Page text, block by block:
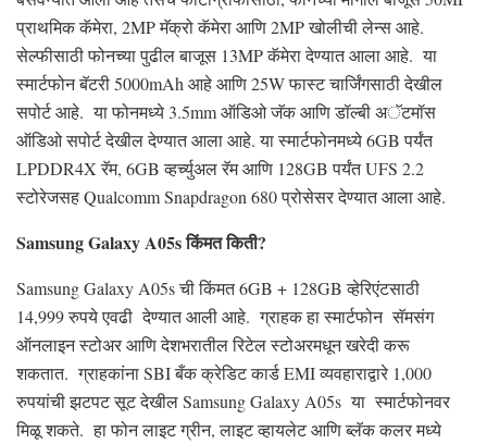
प्राथमिक कॅमेरा, 2MP मॅक्रो कॅमेरा आणि 2MP खोलीची लेन्स आहे.
सेल्फीसाठी फोनच्या पुढील बाजूस 13MP कॅमेरा देण्यात आला आहे. या
स्मार्टफोन बॅटरी 5000mAh आहे आणि 25W फास्ट चार्जिंगसाठी देखील
सपोर्ट आहे. या फोनमध्ये 3.5mm ऑडिओ जॅक आणि डॉल्बी अॅटमॉस
ऑडिओ सपोर्ट देखील देण्यात आला आहे. या स्मार्टफोनमध्ये 6GB पर्यंत
LPDDR4X रॅम, 6GB व्हर्च्युअल रॅम आणि 128GB पर्यंत UFS 2.2
स्टोरेजसह Qualcomm Snapdragon 680 प्रोसेसर देण्यात आला आहे.
Samsung Galaxy A05s किंमत किती?
Samsung Galaxy A05s ची किंमत 6GB + 128GB व्हेरिएंटसाठी
14,999 रुपये एवढी देण्यात आली आहे. ग्राहक हा स्मार्टफोन सॅमसंग
ऑनलाइन स्टोअर आणि देशभरातील रिटेल स्टोअरमधून खरेदी करू
शकतात. ग्राहकांना SBI बँक क्रेडिट कार्ड EMI व्यवहाराद्वारे 1,000
रुपयांची झटपट सूट देखील Samsung Galaxy A05s या स्मार्टफोनवर
मिळू शकते. हा फोन लाइट ग्रीन, लाइट व्हायलेट आणि ब्लॅक कलर मध्ये